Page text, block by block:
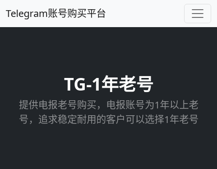
Telegram账号购买平台
TG-1年老号
提供电报老号购买，电报账号为1年以上老
号，追求稳定耐用的客户可以选择1年老号